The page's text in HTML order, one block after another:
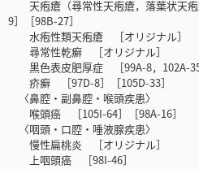
天疱瘡（尋常性天疱瘡，落葉状天
9］［98B-27］
水疱性類天疱瘡 ［オリジナル］
尋常性乾癬 ［オリジナル］
黒色表皮肥厚症 ［99A-8，102A-35
疥癬 ［97D-8］［105D-33］
〈鼻腔・副鼻腔・喉頭疾患〉
喉頭癌 ［105I-64］［98A-16］
〈咽頭・口腔・唾液腺疾患〉
慢性扁桃炎 ［オリジナル］
上咽頭癌 ［98I-46］